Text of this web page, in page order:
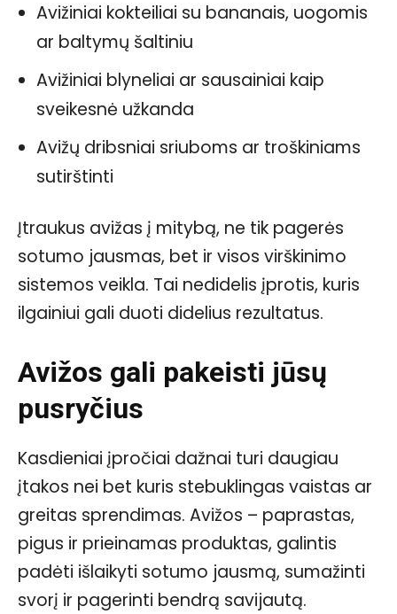
Avižiniai kokteiliai su bananais, uogomis
ar baltymų šaltiniu
Avižiniai blyneliai ar sausainiai kaip
sveikesnė užkanda
Avižų dribsniai sriuboms ar troškiniams
sutirštinti
Įtraukus avižas į mitybą, ne tik pagerės
sotumo jausmas, bet ir visos virškinimo
sistemos veikla. Tai nedidelis įprotis, kuris
ilgainiui gali duoti didelius rezultatus.
Avižos gali pakeisti jūsų
pusryčius
Kasdieniai įpročiai dažnai turi daugiau
įtakos nei bet kuris stebuklingas vaistas ar
greitas sprendimas. Avižos – paprastas,
pigus ir prieinamas produktas, galintis
padėti išlaikyti sotumo jausmą, sumažinti
svorį ir pagerinti bendrą savijautą.